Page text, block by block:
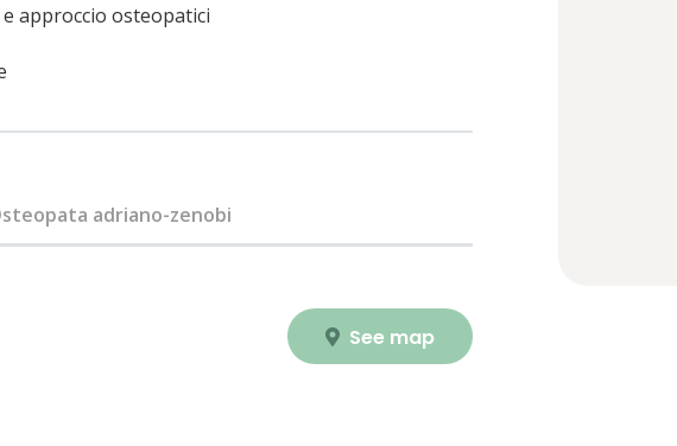
approccio osteopatici
adriano-zenobi
See map